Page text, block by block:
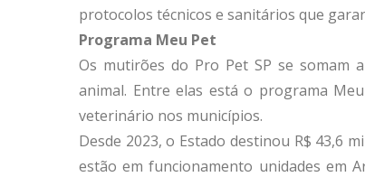
protocolos técnicos e sanitários que
Programa Meu Pet
Os mutirões do Pro Pet SP se somam
animal. Entre elas está o programa
veterinário nos municípios.
Desde 2023, o Estado destinou R$ 43,6
estão em funcionamento unidades em